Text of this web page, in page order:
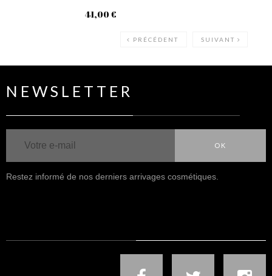
41,00 €
PRÉCÉDENT SUIVANT
NEWSLETTER
OK
Restez informé de nos derniers arrivages cosmétiques.